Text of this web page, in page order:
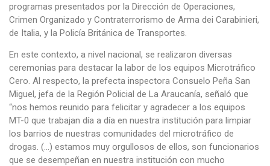
programas presentados por la Dirección de Operaciones,
Crimen Organizado y Contraterrorismo de Arma dei Carabinieri,
de Italia, y la Policía Británica de Transportes.
En este contexto, a nivel nacional, se realizaron diversas
ceremonias para destacar la labor de los equipos Microtráfico
Cero. Al respecto, la prefecta inspectora Consuelo Peña San
Miguel, jefa de la Región Policial de La Araucanía, señaló que
“nos hemos reunido para felicitar y agradecer a los equipos
MT-0 que trabajan día a día en nuestra institución para limpiar
los barrios de nuestras comunidades del microtráfico de
drogas. (…) estamos muy orgullosos de ellos, son funcionarios
que se desempeñan en nuestra institución con mucho